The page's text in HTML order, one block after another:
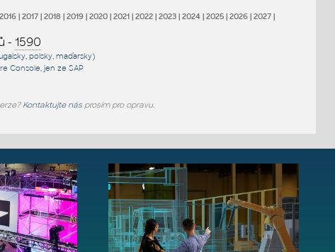
2016| 2017| 2018 | 2019| 2020| 2021| 2022| 2023| 2024| 2025| 2026| 2027|
- 1590
polsky, maďarsky)
Console, jenze SAP
Kontaktujte násprosím pro opravu.